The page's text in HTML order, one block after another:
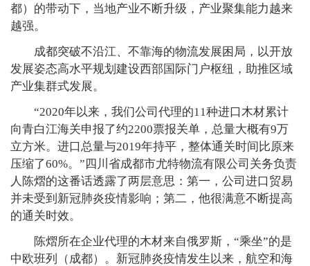
都）的带动下，当地产业不断升级，产业聚集能力越来
越强。
成都突破不沿江、不靠海的物流发展困局，以开放
发展姿态高水平规划建设西部国际门户枢纽，助推区域
产业集群式发展。
“2020年以来，我们公司代理的11种进口木材累计
向青白江海关申报了约2200票报关单，总量大概有9万
立方米。进口总量与2019年持平，整体通关时间比原来
压缩了60%。”四川省成都市尤特物流有限公司关务负责
人陈熠的这番话透露了两层意思：第一，公司进口贸易
并未受到新冠肺炎疫情影响；第二，他很满意不断提高
的通关时效。
陈熠所在企业代理的木材来自俄罗斯，“乘坐”的是
中欧班列（成都）。新冠肺炎疫情发生以来，航空和海